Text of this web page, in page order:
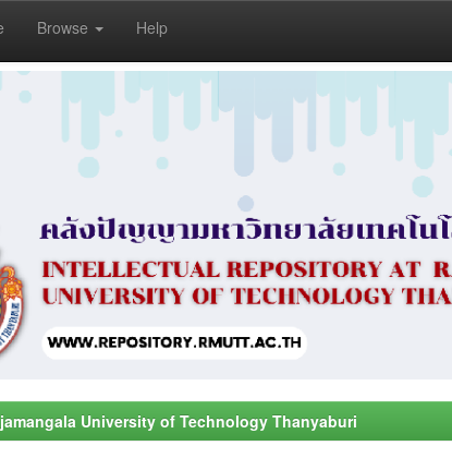
Browse Help
University of Technology Thanyaburi